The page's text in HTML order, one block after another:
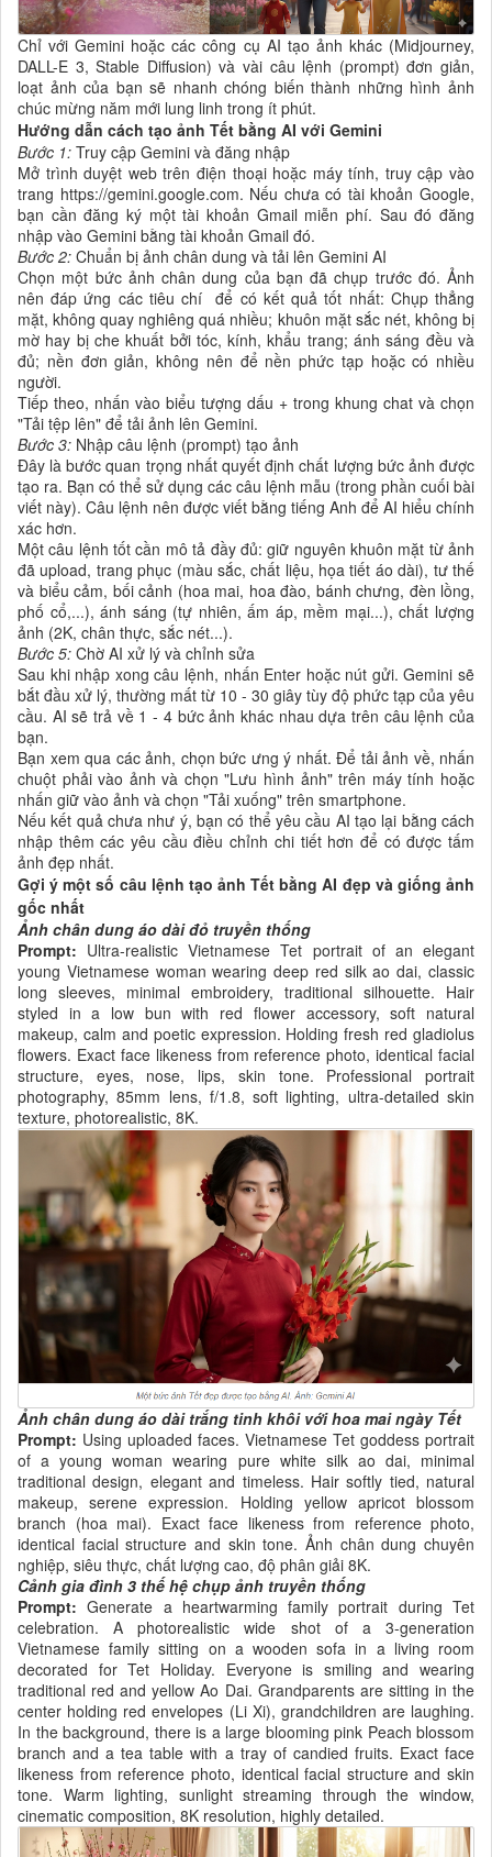
Chỉ với Gemini hoặc các công cụ AI tạo ảnh khác (Midjourney,
DALL-E 3, Stable Diffusion) và vài câu lệnh (prompt) đơn giản,
loạt ảnh của bạn sẽ nhanh chóng biến thành những hình ảnh
chúc mừng năm mới lung linh trong ít phút.
Hướng dẫn cách tạo ảnh Tết bằng AI với Gemini
Bước 1: Truy cập Gemini và đăng nhập
Mở trình duyệt web trên điện thoại hoặc máy tính, truy cập vào
trang https://gemini.google.com. Nếu chưa có tài khoản Google,
bạn cần đăng ký một tài khoản Gmail miễn phí. Sau đó đăng
nhập vào Gemini bằng tài khoản Gmail đó.
Bước 2: Chuẩn bị ảnh chân dung và tải lên Gemini AI
Chọn một bức ảnh chân dung của bạn đã chụp trước đó. Ảnh
nên đáp ứng các tiêu chí để có kết quả tốt nhất: Chụp thẳng
mặt, không quay nghiêng quá nhiều; khuôn mặt sắc nét, không bị
mờ hay bị che khuất bởi tóc, kính, khẩu trang; ánh sáng đều và
đủ; nền đơn giản, không nên để nền phức tạp hoặc có nhiều
người.
Tiếp theo, nhấn vào biểu tượng dấu + trong khung chat và chọn
"Tải tệp lên" để tải ảnh lên Gemini.
Bước 3: Nhập câu lệnh (prompt) tạo ảnh
Đây là bước quan trọng nhất quyết định chất lượng bức ảnh được
tạo ra. Bạn có thể sử dụng các câu lệnh mẫu (trong phần cuối bài
viết này). Câu lệnh nên được viết bằng tiếng Anh để AI hiểu chính
xác hơn.
Một câu lệnh tốt cần mô tả đầy đủ: giữ nguyên khuôn mặt từ ảnh
đã upload, trang phục (màu sắc, chất liệu, họa tiết áo dài), tư thế
và biểu cảm, bối cảnh (hoa mai, hoa đào, bánh chưng, đèn lồng,
phố cổ,...), ánh sáng (tự nhiên, ấm áp, mềm mại...), chất lượng
ảnh (2K, chân thực, sắc nét...).
Bước 5: Chờ AI xử lý và chỉnh sửa
Sau khi nhập xong câu lệnh, nhấn Enter hoặc nút gửi. Gemini sẽ
bắt đầu xử lý, thường mất từ 10 - 30 giây tùy độ phức tạp của yêu
cầu. AI sẽ trả về 1 - 4 bức ảnh khác nhau dựa trên câu lệnh của
bạn.
Bạn xem qua các ảnh, chọn bức ưng ý nhất. Để tải ảnh về, nhấn
chuột phải vào ảnh và chọn "Lưu hình ảnh" trên máy tính hoặc
nhấn giữ vào ảnh và chọn "Tải xuống" trên smartphone.
Nếu kết quả chưa như ý, bạn có thể yêu cầu AI tạo lại bằng cách
nhập thêm các yêu cầu điều chỉnh chi tiết hơn để có được tấm
ảnh đẹp nhất.
Gợi ý một số câu lệnh tạo ảnh Tết bằng AI đẹp và giống ảnh
gốc nhất
Ảnh chân dung áo dài đỏ truyền thống
Prompt: Ultra-realistic Vietnamese Tet portrait of an elegant
young Vietnamese woman wearing deep red silk ao dai, classic
long sleeves, minimal embroidery, traditional silhouette. Hair
styled in a low bun with red flower accessory, soft natural
makeup, calm and poetic expression. Holding fresh red gladiolus
flowers. Exact face likeness from reference photo, identical facial
structure, eyes, nose, lips, skin tone. Professional portrait
photography, 85mm lens, f/1.8, soft lighting, ultra-detailed skin
texture, photorealistic, 8K.
Ảnh chân dung áo dài trắng tinh khôi với hoa mai ngày Tết
Prompt: Using uploaded faces. Vietnamese Tet goddess portrait
of a young woman wearing pure white silk ao dai, minimal
traditional design, elegant and timeless. Hair softly tied, natural
makeup, serene expression. Holding yellow apricot blossom
branch (hoa mai). Exact face likeness from reference photo,
identical facial structure and skin tone. Ảnh chân dung chuyên
nghiệp, siêu thực, chất lượng cao, độ phân giải 8K.
Cảnh gia đình 3 thế hệ chụp ảnh truyền thống
Prompt:Generate a heartwarming family portrait during Tet
celebration. A photorealistic wide shot of a 3-generation
Vietnamese family sitting on a wooden sofa in a living room
decorated for Tet Holiday. Everyone is smiling and wearing
traditional red and yellow Ao Dai. Grandparents are sitting in the
center holding red envelopes (Li Xi), grandchildren are laughing.
In the background, there is a large blooming pink Peach blossom
branch and a tea table with a tray of candied fruits. Exact face
likeness from reference photo, identical facial structure and skin
tone. Warm lighting, sunlight streaming through the window,
cinematic composition, 8K resolution, highly detailed.